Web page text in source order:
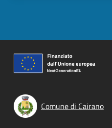
Comune di Cairano